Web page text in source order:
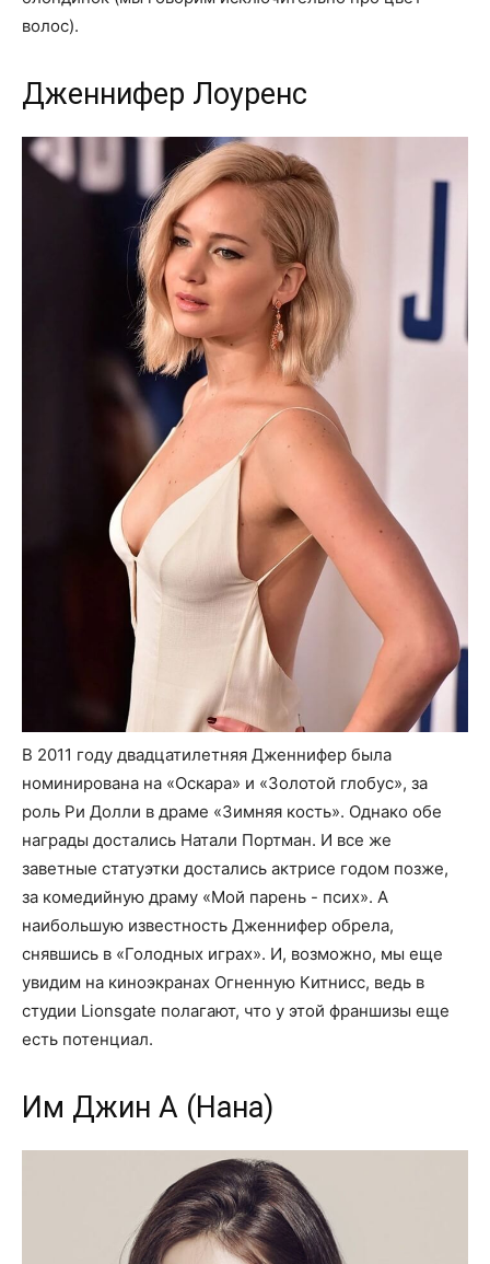
волос).
Дженнифер Лоуренс
В 2011 году двадцатилетняя Дженнифер была
номинирована на «Оскара» и «Золотой глобус», за
роль Ри Долли в драме «Зимняя кость». Однако обе
награды достались Натали Портман. И все же
заветные статуэтки достались актрисе годом позже,
за комедийную драму «Мой парень - псих». А
наибольшую известность Дженнифер обрела,
снявшись в «Голодных играх». И, возможно, мы еще
увидим на киноэкранах Огненную Китнисс, ведь в
студии Lionsgate полагают, что у этой франшизы еще
есть потенциал.
Им Джин А (Нана)